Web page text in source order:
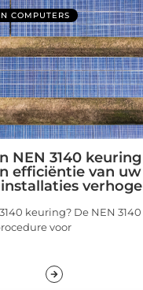
COMPUTERS
NEN 3140
efficiëntie van uw
keuring? De NEN
voor